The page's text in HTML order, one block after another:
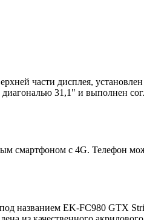
части дисплея,
31,1" и выполнен
смартфоном с 4G. Телефон
названием EK-FC980 GTX